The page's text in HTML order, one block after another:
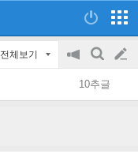
전체보기
공
지
on/off
검
색
글
쓰
10추글